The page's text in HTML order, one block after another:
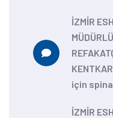
İZMİR
için
İZMİR